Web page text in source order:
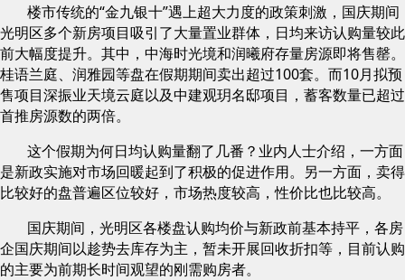
楼市传统的“金九银十”遇上超大力度的政策刺激，国庆期间
光明区多个新房项目吸引了大量置业群体，日均来访认购量较此
前大幅度提升。其中，中海时光境和润曦府存量房源即将售罄。
桂语兰庭、润雅园等盘在假期期间卖出超过100套。而10月拟预
售项目深振业天境云庭以及中建观玥名邸项目，蓄客数量已超过
首推房源数的两倍。
这个假期为何日均认购量翻了几番？业内人士介绍，一方面
是新政实施对市场回暖起到了积极的促进作用。另一方面，卖得
比较好的盘普遍区位较好，市场热度较高，性价比也比较高。
国庆期间，光明区各楼盘认购均价与新政前基本持平，各房
企国庆期间以趁势去库存为主，暂未开展回收折扣等，目前认购
的主要为前期长时间观望的刚需购房者。